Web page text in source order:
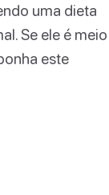
uma dieta
Se ele é meio
este